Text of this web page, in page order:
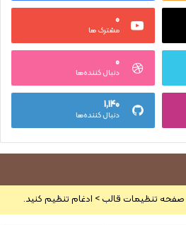
۰
مشترک ها
۰
دنبال کننده‌ها
۱,۱۴۰
دنبال کننده‌ها